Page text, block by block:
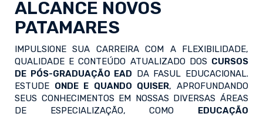
ALCANCE NOVOS
PATAMARES
IMPULSIONE SUA CARREIRA COM A FLEXIBILIDADE,
QUALIDADE E CONTEÚDO ATUALIZADO DOS CURSOS
DE PÓS-GRADUAÇÃO EAD DA FASUL EDUCACIONAL.
ESTUDE ONDE E QUANDO QUISER, APROFUNDANDO
SEUS CONHECIMENTOS EM NOSSAS DIVERSAS ÁREAS
DE ESPECIALIZAÇÃO, COMO EDUCAÇÃO